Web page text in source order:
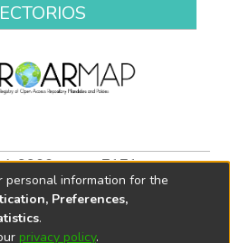
9900 anexo 7171
personal information for the
Preferences,
.
privacy policy.